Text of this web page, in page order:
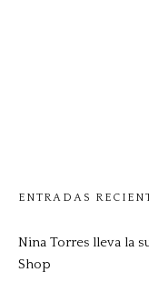
ENTRADAS
Nina Torres lleva la
Shop